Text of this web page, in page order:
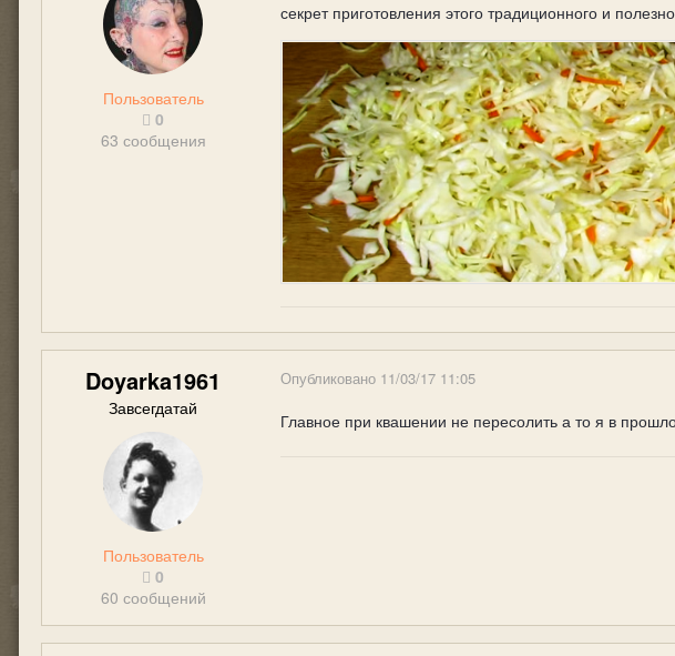
Пользователь
0
63 сообщения
секрет приготовления этого традиционного и
Doyarka1961
Завсегдатай
Пользователь
0
60 сообщений
Опубликовано 11/03/17 11:05
Главное при квашении не пересолить а то я в